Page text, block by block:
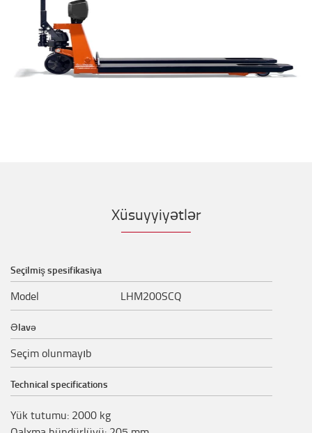
Xüsuyyiyətlər
Seçilmiş spesifikasiya
Model LHM200SCQ
Əlavə
Seçim olunmayıb
Technical specifications
Yük tutumu: 2000 kg